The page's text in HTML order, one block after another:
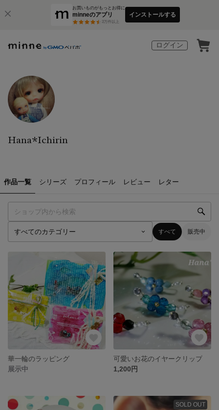
お買いものがもっとお得に
minneのアプリ
3万件以上
インストールする
ログイン
Hana*Ichirin
作品一覧 シリーズ プロフィール レビュー レター
すべて 販売中
華一輪のラッピング
展示中
可愛いお花のイヤークリップ
1,200円
SOLD OUT